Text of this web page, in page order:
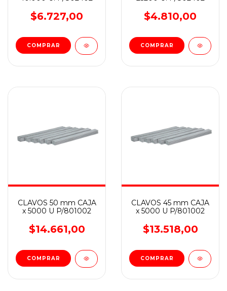
$6.727,00 $4.810,00
CLAVOS 50 mm CAJA
x 5000 U P/801002
$14.661,00
CLAVOS 45 mm CAJA
x 5000 U P/801002
$13.518,00